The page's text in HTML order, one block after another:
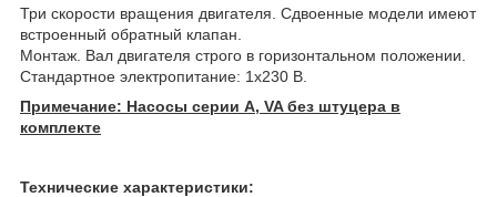
Три скорости вращения двигателя. Сдвоенные модели имеют
встроенный обратный клапан.
Монтаж. Вал двигателя строго в горизонтальном положении.
Стандартное электропитание: 1x230 В.
Примечание: Насосы серии А, VA без штуцера в
комплекте
Технические характеристики: